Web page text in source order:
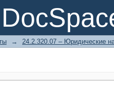
→ 24.2.320.07 – Юридические